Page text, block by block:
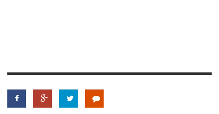
AFRIKA TUDÁSTÁR